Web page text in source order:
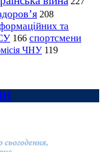
208
та
166 спортсмени
ЧНУ 119